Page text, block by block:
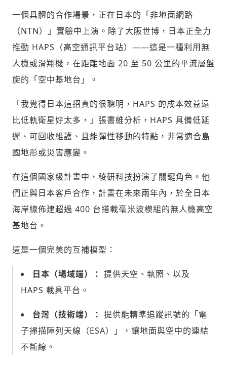
掌握國際政經脈動
參與下一波全球科技革命
(十分鐘內有效)
近期曾送禮給下列會員
可送禮額度：0 |每月 1 號更新可送禮次數
您確定要花費 NT49 元
將此文章以禮物的形式送給朋友嗎
一個具體的合作場景，正在日本的「非地面網路
（NTN）」實驗中上演。除了大阪世博，日本正全力
推動 HAPS（高空通訊平台站）——這是一種利用無
人機或滑翔機，在距離地面 20 至 50 公里的平流層盤
旋的「空中基地台」。
「我覺得日本這招真的很聰明，HAPS 的成本效益遠
比低軌衛星好太多，」張書維分析，HAPS 具備低延
遲、可回收維護、且能彈性移動的特點，非常適合島
國地形或災害應變。
在這個國家級計畫中，稜研科技扮演了關鍵角色。他
們正與日本客戶合作，計畫在未來兩年內，於全日本
海岸線佈建超過 400 台搭載毫米波模組的無人機高空
基地台。
這是一個完美的互補模型：
日本（場域端）： 提供天空、執照、以及
HAPS 載具平台。
台灣（技術端）： 提供能精準追蹤訊號的「電
子掃描陣列天線（ESA）」，讓地面與空中的連結
不斷線。
留言連結
選擇留言文字給平台的使用範疇（皆註記
來源）：
留言文字開放授權
留言文字開放引用
存為草稿
規則說明
成為付費會員，即可擁有：
✓ 會員專屬 8 折活動報名優惠
立即成為付費會員
已經是付費會員？